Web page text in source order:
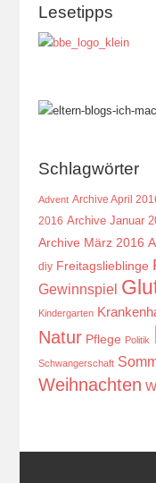
Lesetipps
Schlagwörter
Advent Archive April
2016 Archive Januar
Archive März 2016
diy Freitagslieblinge
Gewinnspiel
Kindergarten
Natur Pflege Politik
Schwangerschaft
Weihnachten